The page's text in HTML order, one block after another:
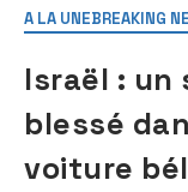
A LA UNEBREAKING
Israël : un
blessé
voiture